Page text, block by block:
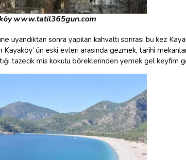
www.tatil365gun.com
uyandıktan sonra yapılan kahvaltı sonrası bu kez
ün eski evleri arasında gezmek, tarihi
tazecik mis kokulu böreklerinden yemek gel keyfim